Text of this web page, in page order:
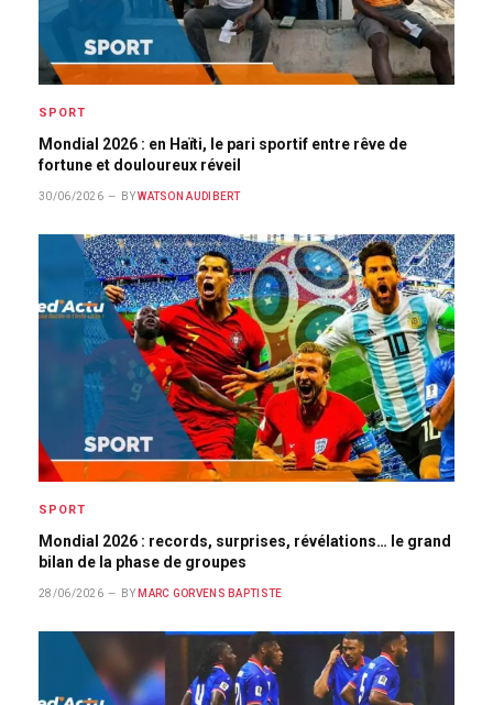
SPORT
Mondial 2026 : en Haïti, le pari sportif entre rêve de
fortune et douloureux réveil
30/06/2026 BY WATSON AUDIBERT
SPORT
Mondial 2026 : records, surprises, révélations… le grand
bilan de la phase de groupes
28/06/2026 BY MARC GORVENS BAPTISTE